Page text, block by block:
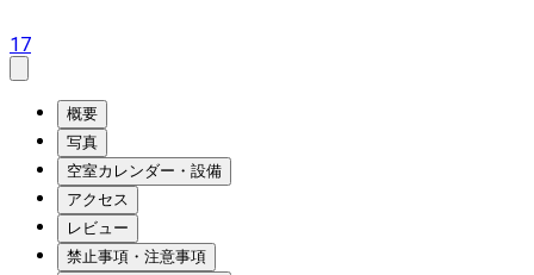
17
概要
写真
空室カレンダー・設備
アクセス
レビュー
禁止事項・注意事項